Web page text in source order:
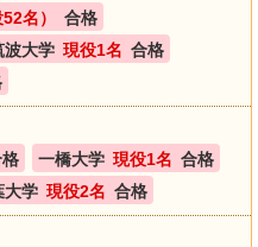
名）
合格
波大学 現役1名 合格
一橋大学 現役1名 合格
大学 現役2名 合格